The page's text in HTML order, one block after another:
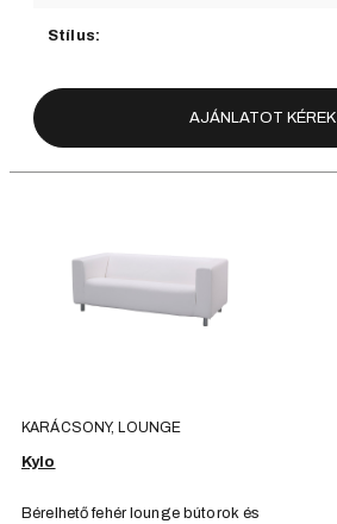
Stílus:
AJÁNLATOT KÉREK
KARÁCSONY, LOUNGE
Kylo
Bérelhető fehér lounge bútorok és